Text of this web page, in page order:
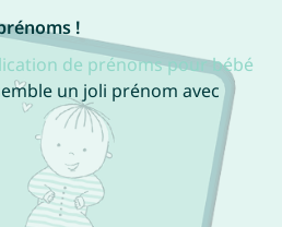
!
de prénoms pour bébé
un joli prénom avec